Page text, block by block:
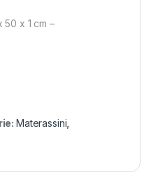
50 x 1 cm –
Materassini